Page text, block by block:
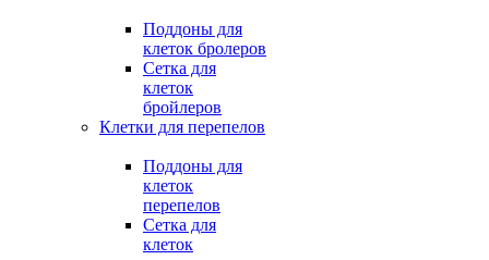
Поддоны для
клеток бролеров
Сетка для
клеток
бройлеров
Клетки для перепелов
Поддоны для
клеток
перепелов
Сетка для
клеток